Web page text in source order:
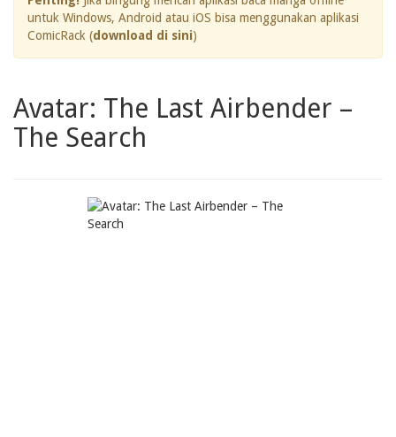
untuk Windows, Android atau iOS bisa menggunakan aplikasi
ComicRack (download di sini)
Avatar: The Last Airbender –
The Search